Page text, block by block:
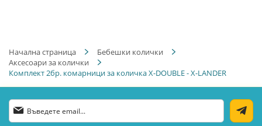
Начална страница
Бебешки колички
Аксесоари за колички
Комплект 2бр. комарници за количка X-DOUBLE - X-LANDER
Абонирай
се